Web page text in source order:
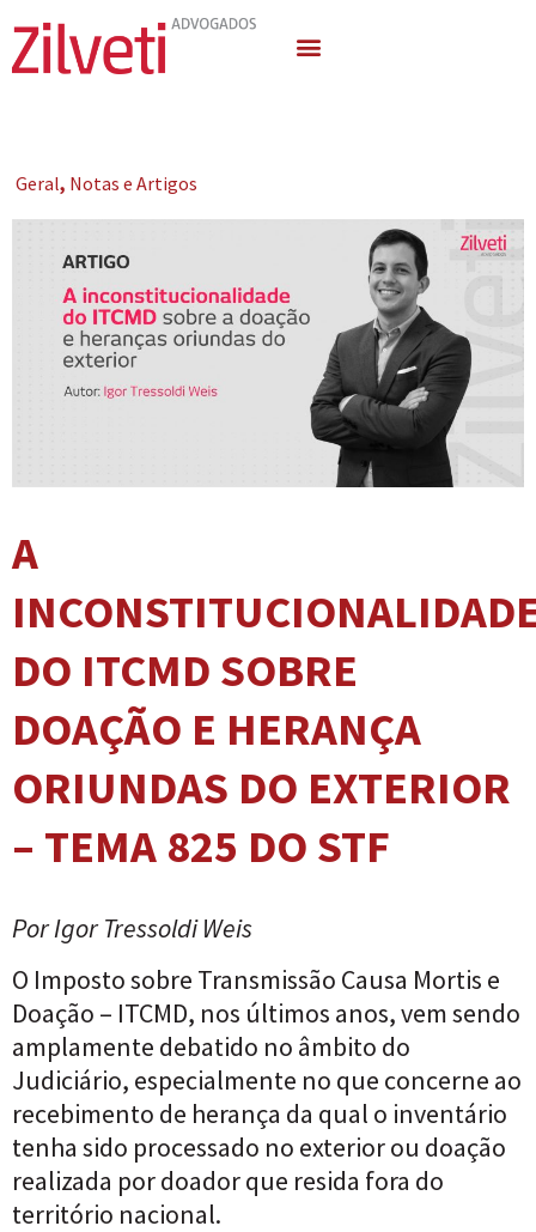
Geral, Notas e Artigos
A
DO ITCMD SOBRE
DOAÇÃO E HERANÇA
ORIUNDAS DO EXTERIOR
– TEMA 825 DO STF
Por Igor Tressoldi Weis
O Imposto sobre Transmissão Causa Mortis e
Doação – ITCMD, nos últimos anos, vem sendo
amplamente debatido no âmbito do
Judiciário, especialmente no que concerne ao
recebimento de herança da qual o inventário
tenha sido processado no exterior ou doação
realizada por doador que resida fora do
território nacional.